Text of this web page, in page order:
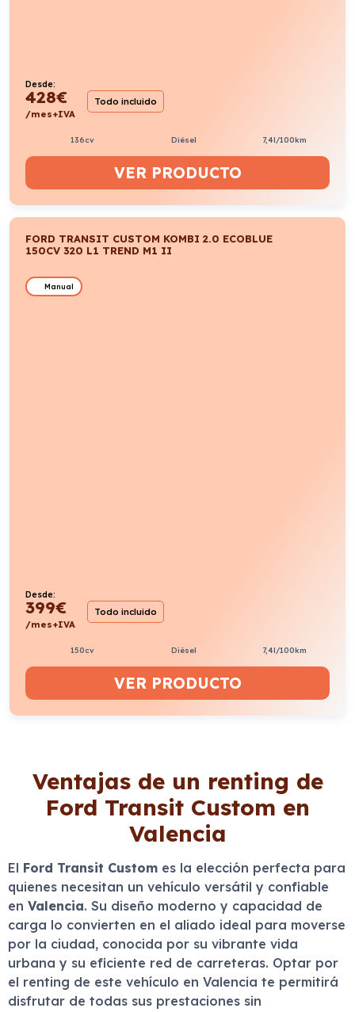
Desde:
428€
/mes+IVA
Todo incluido
136cv Diésel 7,4l/100km
VER PRODUCTO
FORD TRANSIT CUSTOM KOMBI 2.0 ECOBLUE
150CV 320 L1 TREND M1 II
Manual
Desde:
399€
/mes+IVA
Todo incluido
150cv Diésel 7,4l/100km
VER PRODUCTO
Ventajas de un renting de
Ford Transit Custom en
Valencia
El Ford Transit Custom es la elección perfecta para
quienes necesitan un vehículo versátil y confiable
en Valencia. Su diseño moderno y capacidad de
carga lo convierten en el aliado ideal para moverse
por la ciudad, conocida por su vibrante vida
urbana y su eficiente red de carreteras. Optar por
el renting de este vehículo en Valencia te permitirá
disfrutar de todas sus prestaciones sin